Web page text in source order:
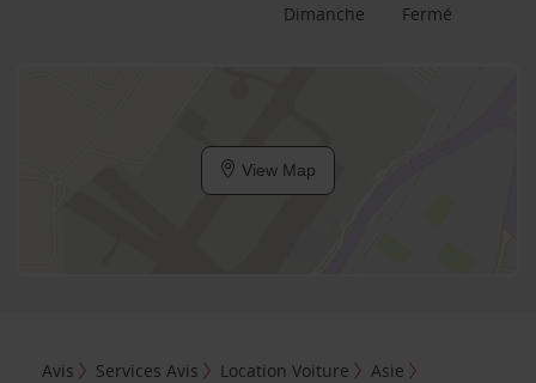
Dimanche
Fermé
View Map
Avis Services Avis Location Voiture
Asie